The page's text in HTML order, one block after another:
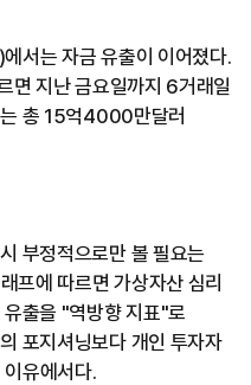
서는 자금 유출이 이어졌다.
면 지난 금요일까지 6거래일
총 15억4000만달러
부정적으로만 볼 필요는
프에 따르면 가상자산 심리
출을 "역방향 지표"로
포지셔닝보다 개인 투자자
유에서다.